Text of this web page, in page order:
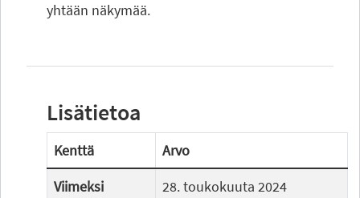
yhtään näkymää.
Lisätietoa
Kenttä
Arvo
Viimeksi
28. toukokuuta 2024